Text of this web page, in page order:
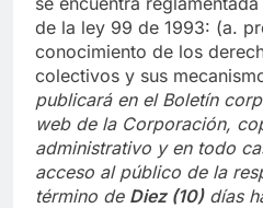
de la ley 99 de 1993: (a.
conocimiento de los
colectivos y sus
publicará en el Boletín
web de la Corporación,
administrativo y en todo
acceso al público de la
término de Diez (10)días